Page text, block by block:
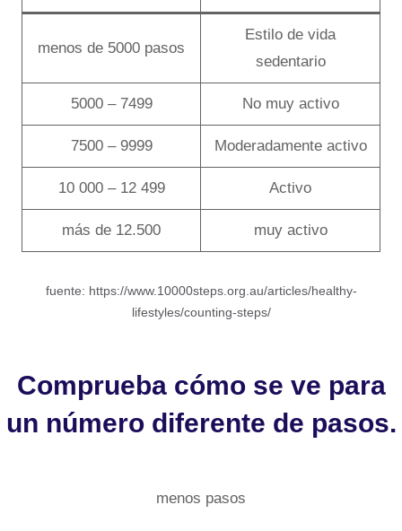
menos de 5000 pasos
Estilo de vida
sedentario
5000 – 7499 No muy activo
7500 – 9999 Moderadamente activo
10 000 – 12 499 Activo
más de 12.500 muy activo
fuente: https://www.10000steps.org.au/articles/healthy-
lifestyles/counting-steps/
Comprueba cómo se ve para
un número diferente de pasos.
menos pasos